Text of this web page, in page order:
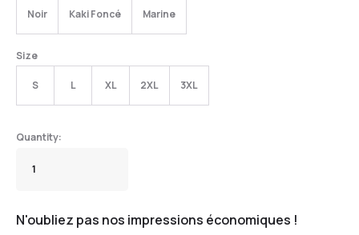
Noir Kaki Foncé Marine
Size
S L XL 2XL 3XL
N'oubliez pas nos impressions économiques !